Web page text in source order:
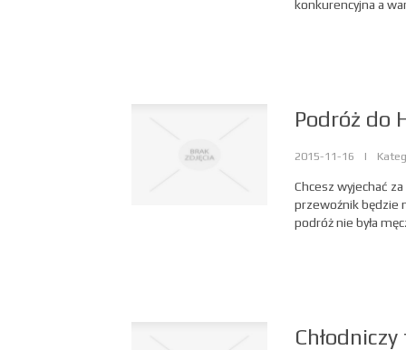
konkurencyjna a
Podróż do
2015-11-16 |
Chcesz wyjechać
przewoźnik będzie
podróż nie była